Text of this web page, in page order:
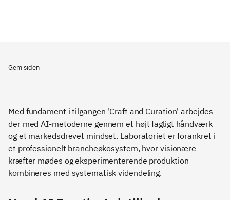
Gem siden
Med fundament i tilgangen 'Craft and Curation' arbejdes
der med AI-metoderne gennem et højt fagligt håndværk
og et markedsdrevet mindset. Laboratoriet er forankret i
et professionelt brancheøkosystem, hvor visionære
kræfter mødes og eksperimenterende produktion
kombineres med systematisk videndeling.